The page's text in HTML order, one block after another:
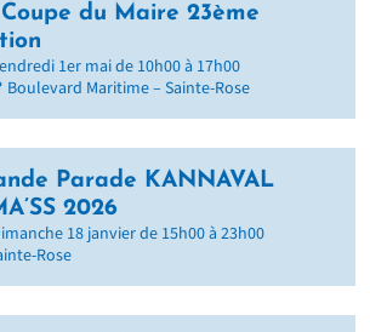
du Maire 23ème
1er mai de 10h00 à 17h00
Boulevard Maritime – Sainte-Rose
Parade KANNAVAL
2026
18 janvier de 15h00 à 23h00
Rose